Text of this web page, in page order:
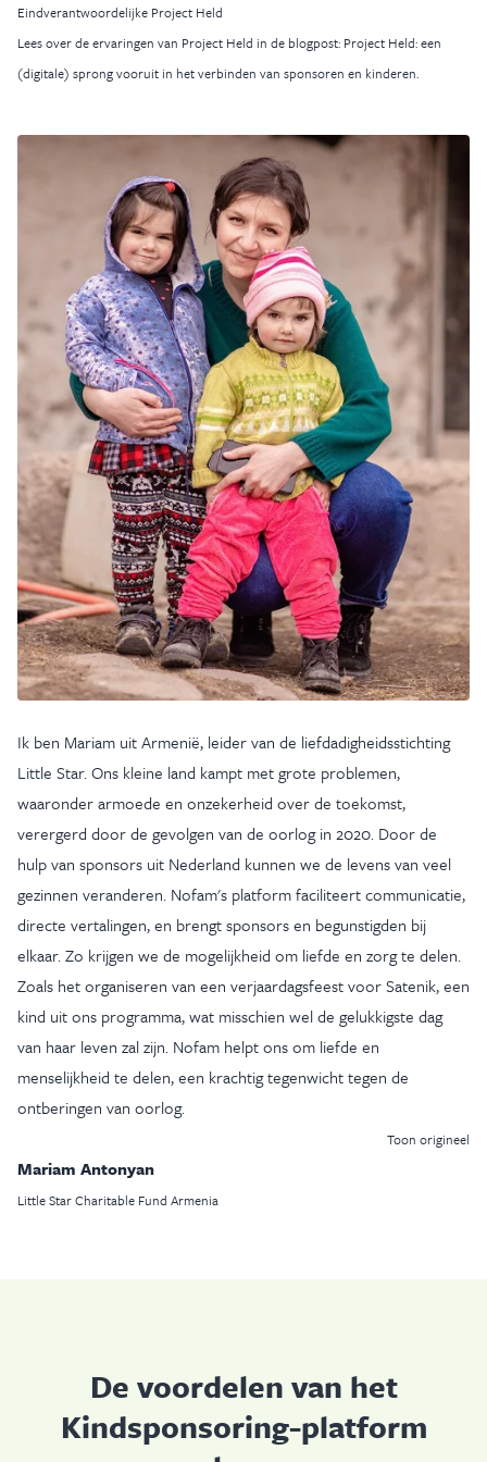
Eindverantwoordelijke Project Held
Lees over de ervaringen van Project Held in de blogpost: Project Held: een
(digitale) sprong vooruit in het verbinden van sponsoren en kinderen.
Ik ben Mariam uit Armenië, leider van de liefdadigheidsstichting
Little Star. Ons kleine land kampt met grote problemen,
waaronder armoede en onzekerheid over de toekomst,
verergerd door de gevolgen van de oorlog in 2020. Door de
hulp van sponsors uit Nederland kunnen we de levens van veel
gezinnen veranderen. Nofam's platform faciliteert communicatie,
directe vertalingen, en brengt sponsors en begunstigden bij
elkaar. Zo krijgen we de mogelijkheid om liefde en zorg te delen.
Zoals het organiseren van een verjaardagsfeest voor Satenik, een
kind uit ons programma, wat misschien wel de gelukkigste dag
van haar leven zal zijn. Nofam helpt ons om liefde en
menselijkheid te delen, een krachtig tegenwicht tegen de
ontberingen van oorlog.
Toon origineel
Mariam Antonyan
Little Star Charitable Fund Armenia
De voordelen van het
Kindsponsoring-platform